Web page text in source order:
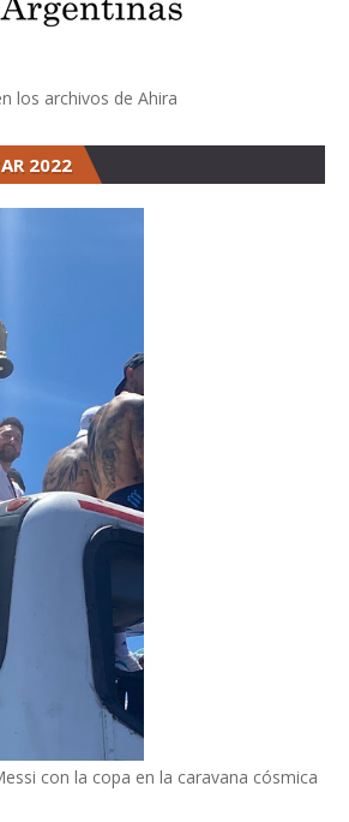
los archivos de Ahira
2022
con la copa en la caravana cósmica